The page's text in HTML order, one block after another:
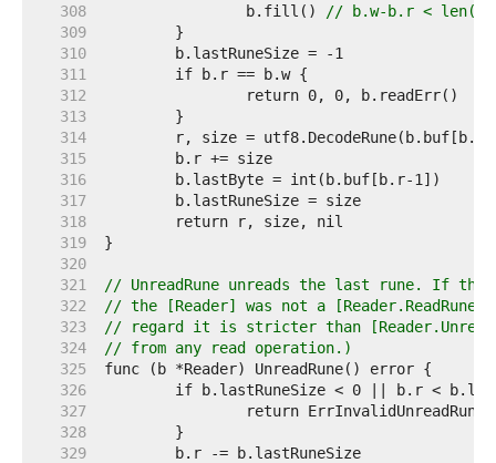
   308
		b.fill()
// b.w-b.r <
   309
   310
   311
   312
   313
   314
   315
   316
   317
   318
   319
   320
   321
// UnreadRune unreads the last rune. If the
   322
// the [Reader] was not a
   323
// regard it is stricter than
   324
// from any read operation.)
   325
   326
   327
   328
   329